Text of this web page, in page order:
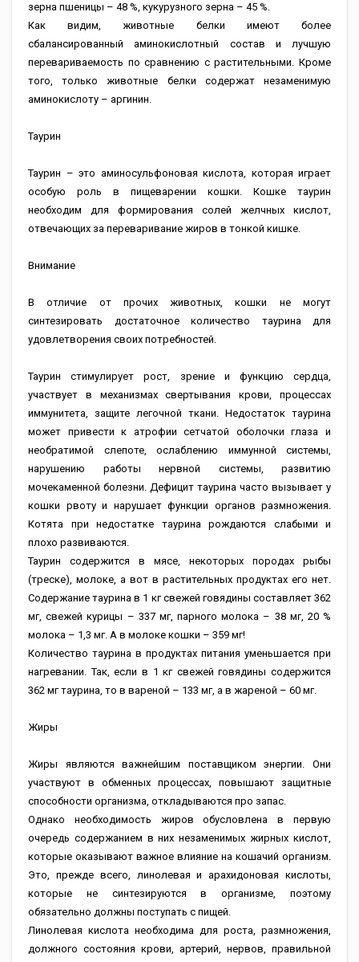
зерна пшеницы – 48 %, кукурузного зерна – 45 %.
Как видим, животные белки имеют более
сбалансированный аминокислотный состав и лучшую
перевариваемость по сравнению с растительными. Кроме
того, только животные белки содержат незаменимую
аминокислоту – аргинин.
Таурин
Таурин – это аминосульфоновая кислота, которая играет
особую роль в пищеварении кошки. Кошке таурин
необходим для формирования солей желчных кислот,
отвечающих за переваривание жиров в тонкой кишке.
Внимание
В отличие от прочих животных, кошки не могут
синтезировать достаточное количество таурина для
удовлетворения своих потребностей.
Таурин стимулирует рост, зрение и функцию сердца,
участвует в механизмах свертывания крови, процессах
иммунитета, защите легочной ткани. Недостаток таурина
может привести к атрофии сетчатой оболочки глаза и
необратимой слепоте, ослаблению иммунной системы,
нарушению работы нервной системы, развитию
мочекаменной болезни. Дефицит таурина часто вызывает у
кошки рвоту и нарушает функции органов размножения.
Котята при недостатке таурина рождаются слабыми и
плохо развиваются.
Таурин содержится в мясе, некоторых породах рыбы
(треске), молоке, а вот в растительных продуктах его нет.
Содержание таурина в 1 кг свежей говядины составляет 362
мг, свежей курицы – 337 мг, парного молока – 38 мг, 20 %
молока – 1,3 мг. А в молоке кошки – 359 мг!
Количество таурина в продуктах питания уменьшается при
нагревании. Так, если в 1 кг свежей говядины содержится
362 мг таурина, то в вареной – 133 мг, а в жареной – 60 мг.
Жиры
Жиры являются важнейшим поставщиком энергии. Они
участвуют в обменных процессах, повышают защитные
способности организма, откладываются про запас.
Однако необходимость жиров обусловлена в первую
очередь содержанием в них незаменимых жирных кислот,
которые оказывают важное влияние на кошачий организм.
Это, прежде всего, линолевая и арахидоновая кислоты,
которые не синтезируются в организме, поэтому
обязательно должны поступать с пищей.
Линолевая кислота необходима для роста, размножения,
должного состояния крови, артерий, нервов, правильной